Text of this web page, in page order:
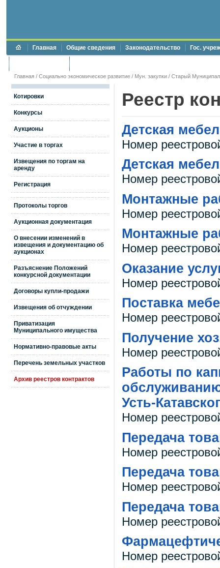
Главная Общие сведения Законодательство Гос.
Главная / Социально экономическое развитие / Мун. закупки / Старый
Котировки
Конкурсы
Аукционы
Участие в торгах
Извещения по торгам на
аренду
Регистрация
Протоколы торгов
Аукционная документация
О внесении изменений в
извещения и документацию об
аукционах
Разъяснение Положений
конкурсной документации
Договоры купли-продажи
Извещения об отчуждении
Приватизация
Муниципального имущества
Нормативно-правовые акты
Перечень земельных участков
Архив реестров контрактов
Реестр
Детская
Номер
Детская
Номер
Монтажные
Номер
Монтажные
Номер
Оказание
Номер
Поставка
Номер
Получение
Номер
Работы по
Усть-
Номер
Передача
Номер
Передача
Номер
Передача
Номер
Номер